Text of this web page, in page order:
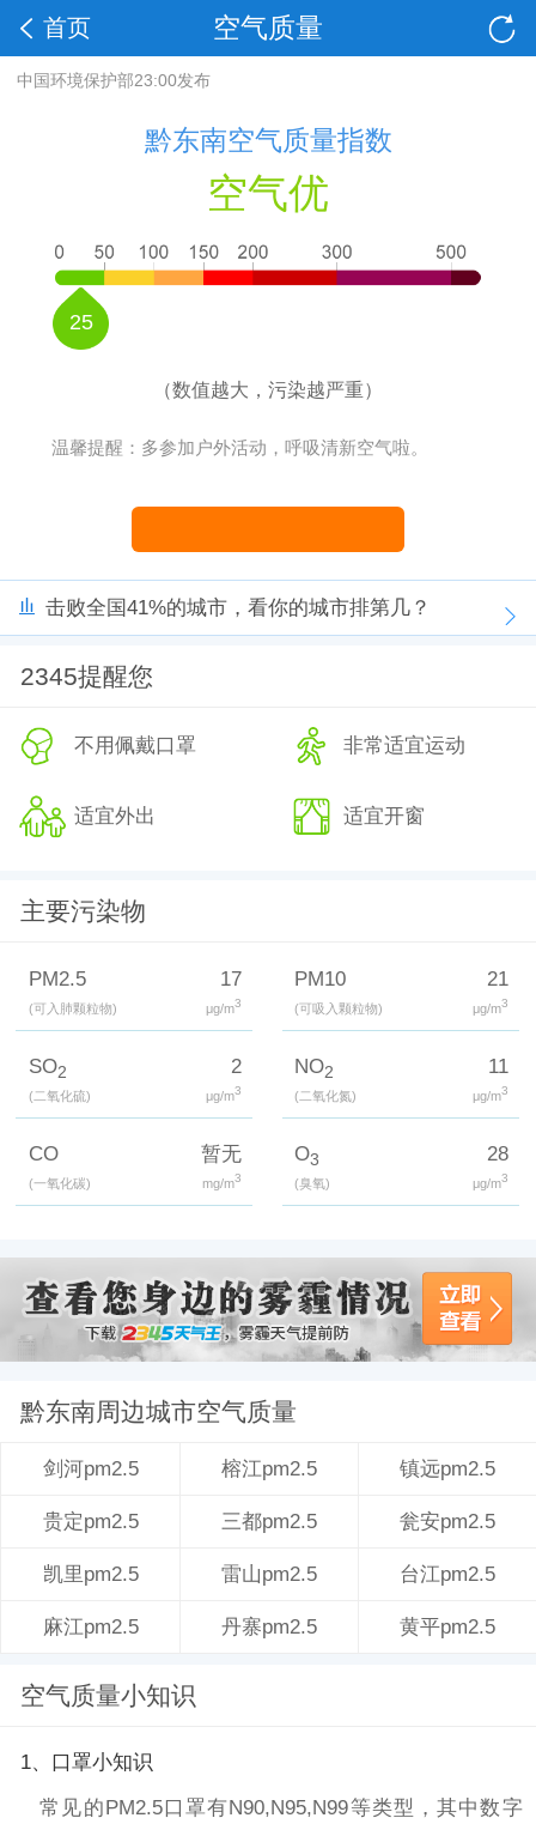
空气质量
首页
中国环境保护部23:00发布
黔东南空气质量指数
空气优
25
（数值越大，污染越严重）
温馨提醒：多参加户外活动，呼吸清新空气啦。
击败全国41%的城市，看你的城市排第几？
2345提醒您
不用佩戴口罩 非常适宜运动
适宜外出 适宜开窗
主要污染物
PM2.5
(可入肺颗粒物)
17
μg/m3
PM10
(可吸入颗粒物)
21
μg/m3
SO2
(二氧化硫)
2
μg/m3
NO2
(二氧化氮)
11
μg/m3
CO
(一氧化碳)
暂无
mg/m3
O3
(臭氧)
28
μg/m3
黔东南周边城市空气质量
剑河pm2.5 榕江pm2.5 镇远pm2.5
贵定pm2.5 三都pm2.5 瓮安pm2.5
凯里pm2.5 雷山pm2.5 台江pm2.5
麻江pm2.5 丹寨pm2.5 黄平pm2.5
空气质量小知识
1、口罩小知识
常见的PM2.5口罩有N90,N95,N99等类型，其中数字